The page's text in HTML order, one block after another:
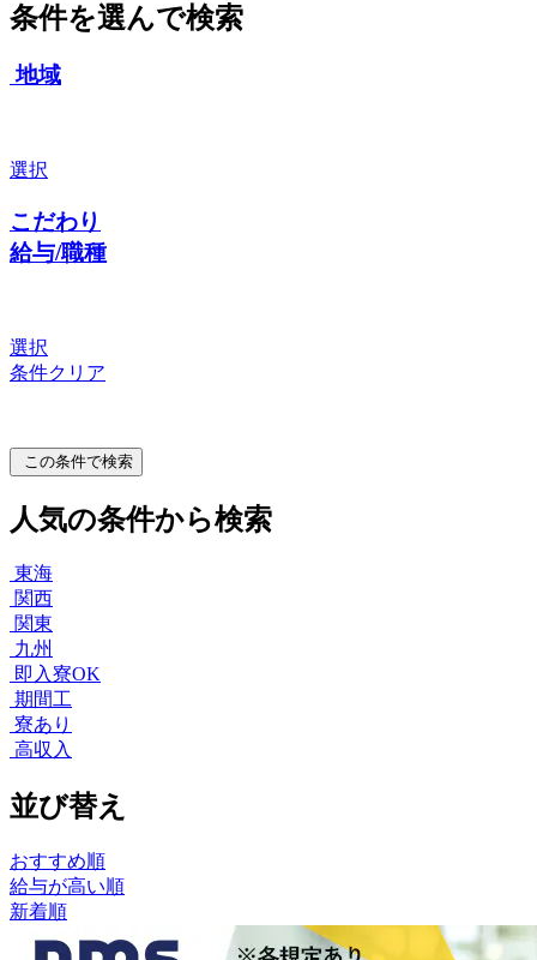
条件を選んで検索
地域
選択
こだわり
給与/職種
選択
条件クリア
この条件で検索
人気の条件から検索
東海
関西
関東
九州
即入寮OK
期間工
寮あり
高収入
並び替え
おすすめ順
給与が高い順
新着順